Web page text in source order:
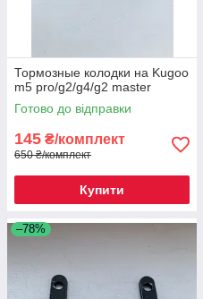
Тормозные колодки на Kugoo
m5 pro/g2/g4/g2 master
Готово до відправки
145 ₴/комплект
650 ₴/комплект
Купити
–78%